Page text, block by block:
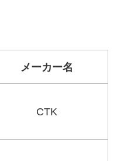
メーカー名
CTK